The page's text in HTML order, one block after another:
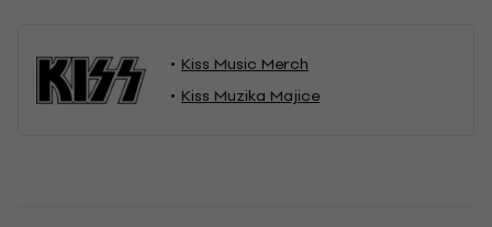
Kiss Music Merch
Kiss Muzika Majice